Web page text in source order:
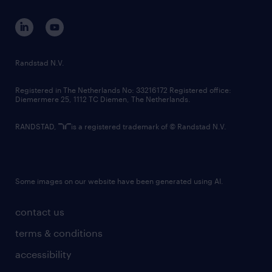
corporate governance
randstad innovation fund
country websites
contact us
terms & conditions
accessibility
Randstad N.V.
Registered in The Netherlands No: 33216172 Registered office:
Diemermere 25, 1112 TC Diemen, The Netherlands.
RANDSTAD, is a registered trademark of © Randstad N.V.
Some images on our website have been generated using AI.